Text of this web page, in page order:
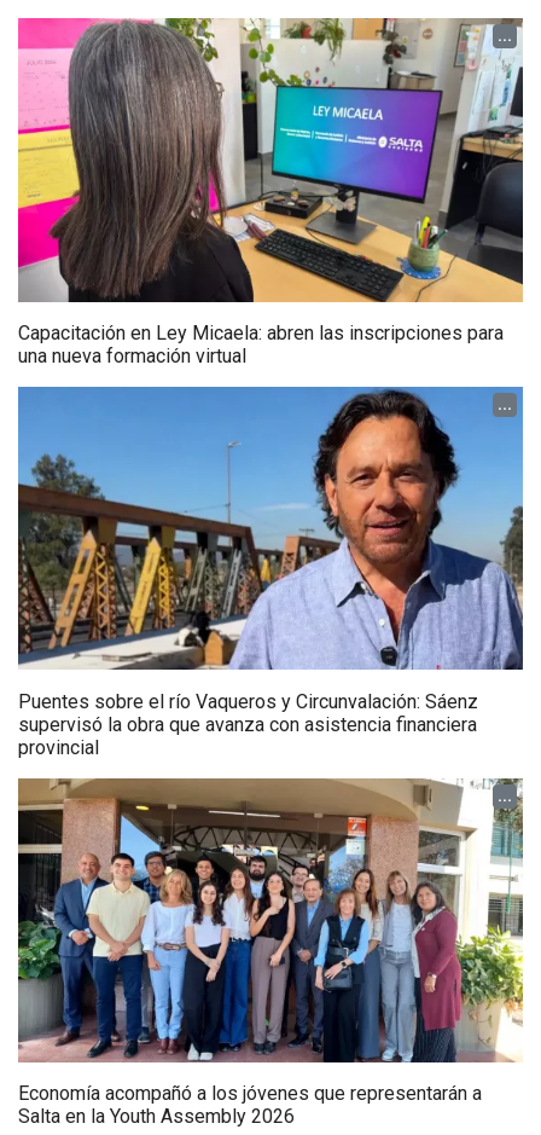
...
Capacitación en Ley Micaela: abren las inscripciones para
una nueva formación virtual
...
Puentes sobre el río Vaqueros y Circunvalación: Sáenz
supervisó la obra que avanza con asistencia financiera
provincial
...
Economía acompañó a los jóvenes que representarán a
Salta en la Youth Assembly 2026